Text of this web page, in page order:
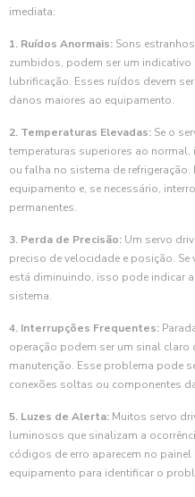
imediata:
1. Ruídos Anormais: Sons
zumbidos, podem ser um
lubrificação. Esses ruídos devem
danos maiores ao equipamento.
2. Temperaturas Elevadas: Se o
temperaturas superiores ao
ou falha no sistema de
equipamento e, se necessário,
permanentes.
3. Perda de Precisão: Um servo
preciso de velocidade e posição.
está diminuindo, isso pode indicar
sistema.
4. Interrupções Frequentes:
operação podem ser um sinal
manutenção. Esse problema pode
conexões soltas ou componentes
5. Luzes de Alerta: Muitos servo
luminosos que sinalizam a
códigos de erro aparecem no
equipamento para identificar o